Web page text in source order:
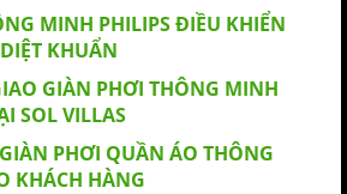
MINH PHILIPS ĐIỀU KHIỂN
KHUẨN
GIÀN PHƠI THÔNG MINH
SOL VILLAS
PHƠI QUẦN ÁO THÔNG
KHÁCH HÀNG